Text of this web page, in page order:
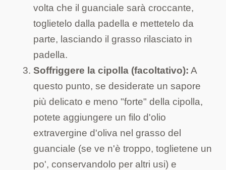
volta che il guanciale sarà croccante,
toglietelo dalla padella e mettetelo da
parte, lasciando il grasso rilasciato in
padella.
Soffriggere la cipolla (facoltativo): A
questo punto, se desiderate un sapore
più delicato e meno "forte" della cipolla,
potete aggiungere un filo d'olio
extravergine d'oliva nel grasso del
guanciale (se ve n'è troppo, toglietene un
po', conservandolo per altri usi) e